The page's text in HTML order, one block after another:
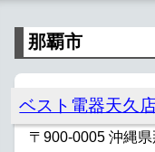
那覇市
ベスト電器天久
〒900-0005 沖縄